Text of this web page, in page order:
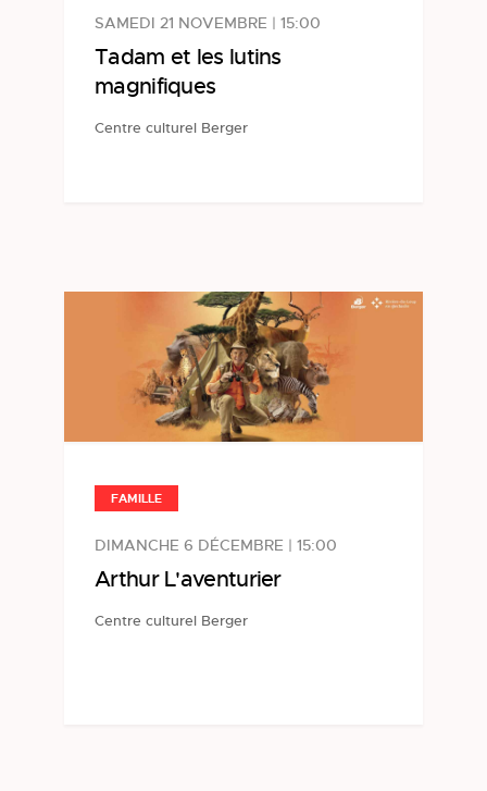
SAMEDI 21 NOVEMBRE | 15:00
Tadam et les lutins
magnifiques
Centre culturel Berger
FAMILLE
DIMANCHE 6 DÉCEMBRE | 15:00
Arthur L'aventurier
Centre culturel Berger